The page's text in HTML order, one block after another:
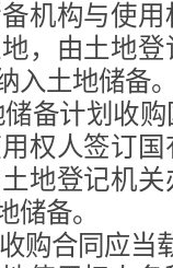
机构与使
，由土地
入土地储备
计划收购
权人签订
地登记机
储备。
合同应当